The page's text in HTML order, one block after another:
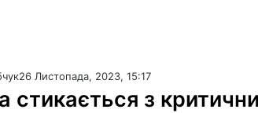
26 Листопада, 2023, 15:17
стикається з